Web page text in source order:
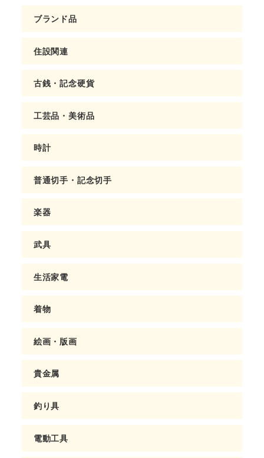
ブランド品
住設関連
古銭・記念硬貨
工芸品・美術品
時計
普通切手・記念切手
楽器
武具
生活家電
着物
絵画・版画
貴金属
釣り具
電動工具